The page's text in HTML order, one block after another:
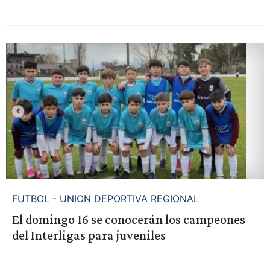
FUTBOL - UNION DEPORTIVA REGIONAL
El domingo 16 se conocerán los campeones
del Interligas para juveniles